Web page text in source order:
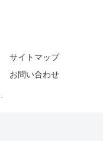
サイトマップ
お問い合わせ